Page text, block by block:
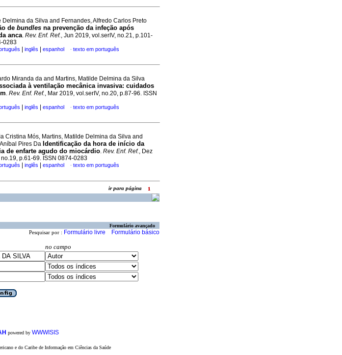
Delmina da Silva and Fernandes, Alfredo Carlos Preto
de bundles na prevenção da infeção após
anca. Rev. Enf. Ref., Jun 2019, vol.serIV, no.21, p.101-
0283
inglês espanhol · texto em português
Miranda da and Martins, Matilde Delmina da Silva
à ventilação mecânica invasiva: cuidados
. Rev. Enf. Ref., Mar 2019, vol.serIV, no.20, p.87-96. ISSN
inglês espanhol · texto em português
Cristina Mós, Martins, Matilde Delmina da Silva and
Pires Da Identificação da hora de início da
de enfarte agudo do miocárdio. Rev. Enf. Ref., Dez
p.61-69. ISSN 0874-0283
inglês espanhol · texto em português
ir para página
Formulário avançado
Pesquisar por : Formulário livre Formulário básico
no campo
powered by WWWISIS
e do Caribe de Informação em Ciências da Saúde